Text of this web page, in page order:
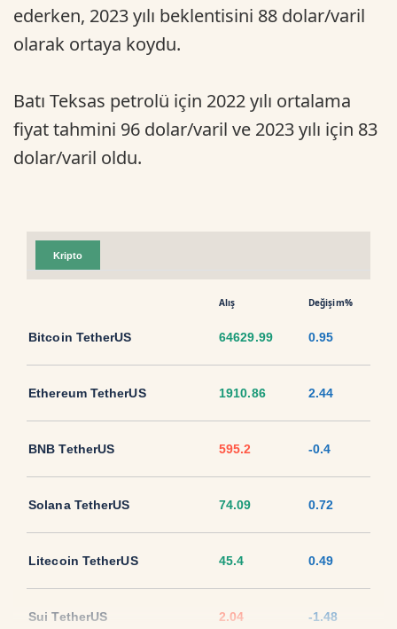
ederken, 2023 yılı beklentisini 88 dolar/varil
olarak ortaya koydu.
Batı Teksas petrolü için 2022 yılı ortalama
fiyat tahmini 96 dolar/varil ve 2023 yılı için 83
dolar/varil oldu.
Kripto
Alış Değişim%
Bitcoin TetherUS 64629.99 0.95
Ethereum TetherUS 1910.86 2.44
BNB TetherUS 595.2 -0.4
Solana TetherUS 74.09 0.72
Litecoin TetherUS 45.4 0.49
Sui TetherUS 2.04 -1.48